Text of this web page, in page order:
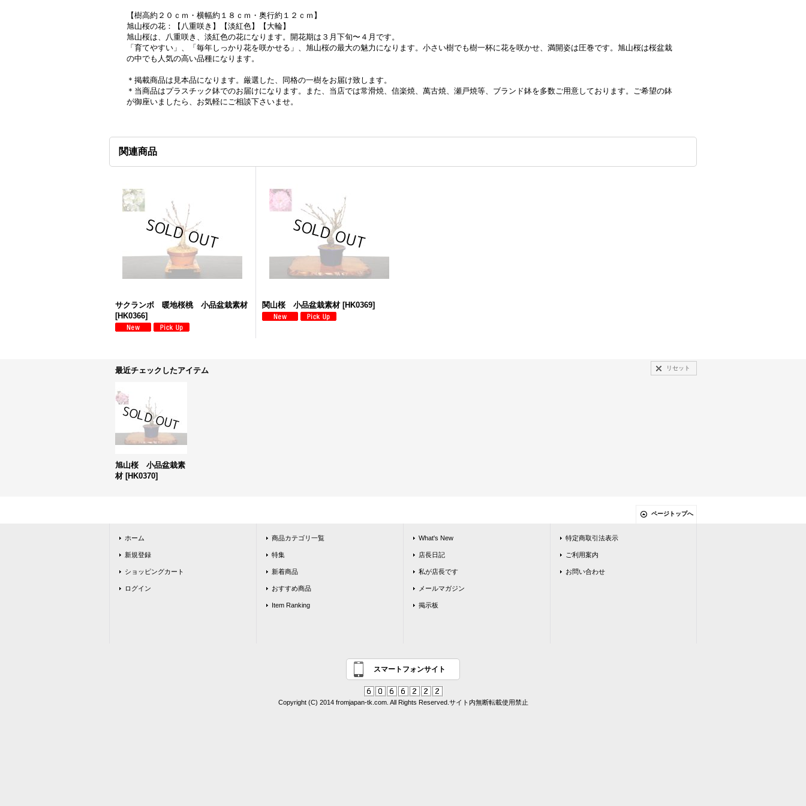
【樹高約２０ｃｍ・横幅約１８ｃｍ・奥行約１２ｃｍ】
旭山桜の花：【八重咲き】【淡紅色】【大輪】
旭山桜は、八重咲き、淡紅色の花になります。開花期は３月下旬〜４月です。
「育てやすい」、「毎年しっかり花を咲かせる」、旭山桜の最大の魅力になります。小さい樹でも樹一杯に花を咲かせ、満開姿は圧巻です。旭山桜は桜盆栽
の中でも人気の高い品種になります。
＊掲載商品は見本品になります。厳選した、同格の一樹をお届け致します。
＊当商品はプラスチック鉢でのお届けになります。また、当店では常滑焼、信楽焼、萬古焼、瀬戸焼等、ブランド鉢を多数ご用意しております。ご希望の鉢
が御座いましたら、お気軽にご相談下さいませ。
関連商品
サクランボ 暖地桜桃 小品盆栽素材
[HK0366]
関山桜 小品盆栽素材 [HK0369]
最近チェックしたアイテム リセット
旭山桜 小品盆栽素
材 [HK0370]
ページトップへ
ホーム
新規登録
ショッピングカート
ログイン
商品カテゴリ一覧
特集
新着商品
おすすめ商品
Item Ranking
What's New
店長日記
私が店長です
メールマガジン
掲示板
特定商取引法表示
ご利用案内
お問い合わせ
スマートフォンサイト
Copyright (C) 2014 fromjapan-tk.com. All Rights Reserved.サイト内無断転載使用禁止